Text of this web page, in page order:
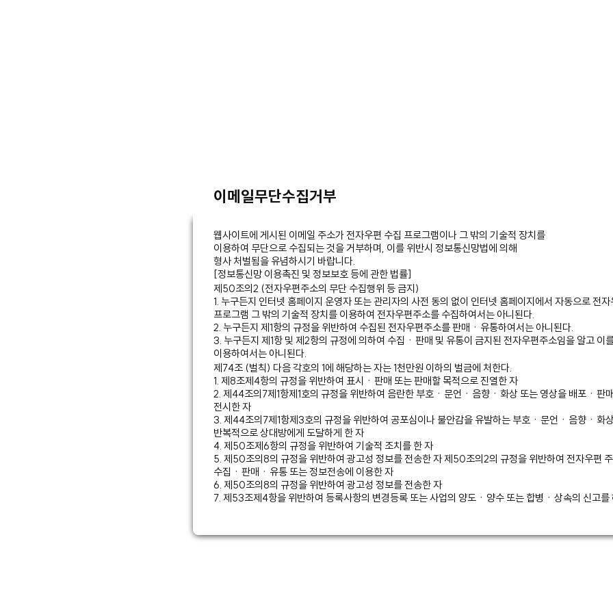
이메일무단수집거부
웹사이트에 게시된 이메일 주소가 전자우편 수집 프로그램이나 그 밖의 기술적 장치를
이용하여 무단으로 수집되는 것을 거부하며, 이를 위반시 정보통신망법에 의해
형사 처벌됨을 유념하시기 바랍니다.
[정보통신망 이용촉진 및 정보보호 등에 관한 법률]
제50조의2 (전자우편주소의 무단 수집행위 등 금지)
1. 누구든지 인터넷 홈페이지 운영자 또는 관리자의 사전 동의 없이 인터넷 홈페이지에서 자동으로 전
프로그램 그 밖의 기술적 장치를 이용하여 전자우편주소를 수집하여서는 아니된다.
2. 누구든지 제1항의 규정을 위반하여 수집된 전자우편주소를 판매ㆍ유통하여서는 아니된다.
3. 누구든지 제1항 및 제2항의 규정에 의하여 수집ㆍ판매 및 유통이 금지된 전자우편주소임을 알고 이
이용하여서는 아니된다.
제74조 (벌칙) 다음 각호의 1에 해당하는 자는 1천만원 이하의 벌금에 처한다.
1. 제8조제4항의 규정을 위반하여 표시ㆍ판매 또는 판매할 목적으로 진열한 자
2. 제44조의7제1항제1호의 규정을 위반하여 음란한 부호ㆍ문언ㆍ음향ㆍ화상 또는 영상을 배포ㆍ판
전시한 자
3. 제44조의7제1항제3호의 규정을 위반하여 공포심이나 불안감을 유발하는 부호ㆍ문언ㆍ음향ㆍ화
반복적으로 상대방에게 도달하게 한 자
4. 제50조제6항의 규정을 위반하여 기술적 조치를 한 자
5. 제50조의8의 규정을 위반하여 광고성 정보를 전송한 자 제50조의2의 규정을 위반하여 전자우편
수집ㆍ판매ㆍ유통 또는 정보전송에 이용한 자
6. 제50조의8의 규정을 위반하여 광고성 정보를 전송한 자
7. 제53조제4항을 위반하여 등록사항의 변경등록 또는 사업의 양도ㆍ양수 또는 합병ㆍ상속의 신고를